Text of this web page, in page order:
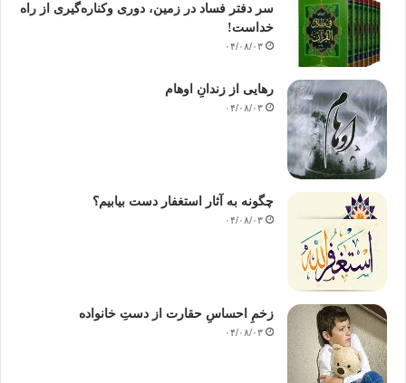
سر دفتر فساد در زمین‌، دوری وکناره‌گیری از راه
خداست‌!
۰۴/۰۸/۰۳
رهایی از زندانِ اوهام
۰۴/۰۸/۰۳
چگونه به آثار استغفار دست بیابیم؟
۰۴/۰۸/۰۳
زخمِ احساسِ حقارت از دستِ خانواده
۰۴/۰۸/۰۳